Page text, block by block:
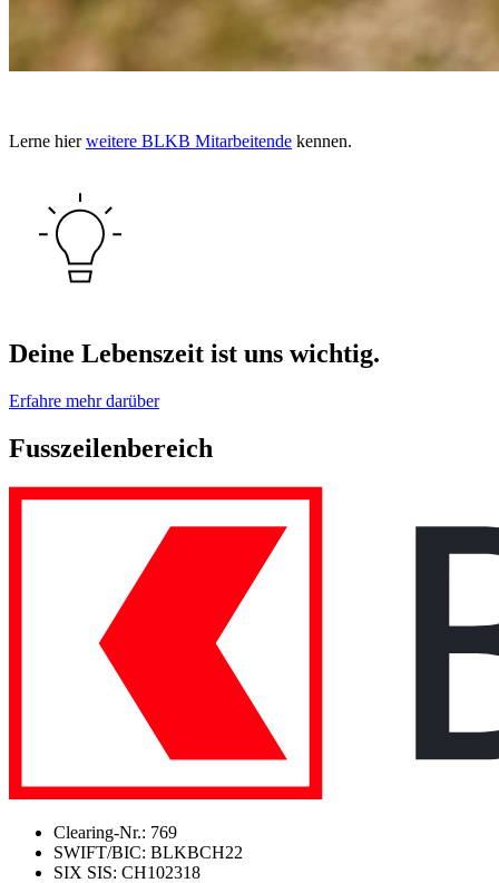
Lerne hierweitere BLKB Mitarbeitende kennen.
Deine Lebenszeit ist uns wichtig.
Erfahre mehr darüber
Fusszeilenbereich
Clearing-Nr.: 769
SWIFT/BIC: BLKBCH22
SIX SIS: CH102318